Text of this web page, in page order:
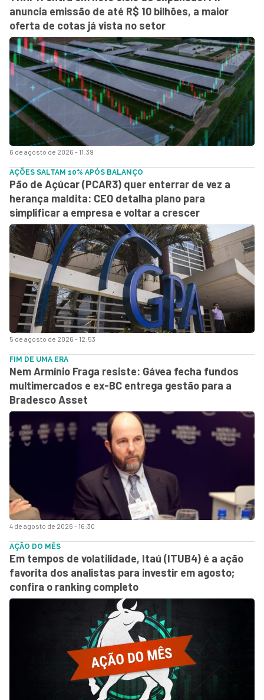
6 de agosto de 2026 - 11:39
anuncia emissão de até R$ 10 bilhões, a maior
oferta de cotas já vista no setor
5 de agosto de 2026 - 12:53
AÇÕES SALTAM 10% APÓS BALANÇO
Pão de Açúcar (PCAR3) quer enterrar de vez a
herança maldita: CEO detalha plano para
simplificar a empresa e voltar a crescer
4 de agosto de 2026 - 16:30
FIM DE UMA ERA
Nem Armínio Fraga resiste: Gávea fecha fundos
multimercados e ex-BC entrega gestão para a
Bradesco Asset
AÇÃO DO MÊS
Em tempos de volatilidade, Itaú (ITUB4) é a ação
favorita dos analistas para investir em agosto;
confira o ranking completo